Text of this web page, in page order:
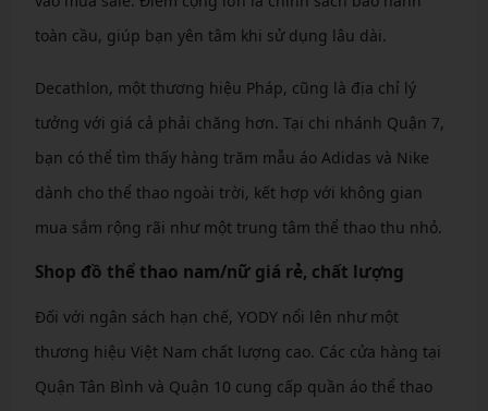
toàn cầu, giúp bạn yên tâm khi sử dụng lâu dài.
Decathlon, một thương hiệu Pháp, cũng là địa chỉ lý
tưởng với giá cả phải chăng hơn. Tại chi nhánh Quận 7,
bạn có thể tìm thấy hàng trăm mẫu áo Adidas và Nike
dành cho thể thao ngoài trời, kết hợp với không gian
mua sắm rộng rãi như một trung tâm thể thao thu nhỏ.
Shop đồ thể thao nam/nữ giá rẻ, chất lượng
Đối với ngân sách hạn chế, YODY nổi lên như một
thương hiệu Việt Nam chất lượng cao. Các cửa hàng tại
Quận Tân Bình và Quận 10 cung cấp quần áo thể thao